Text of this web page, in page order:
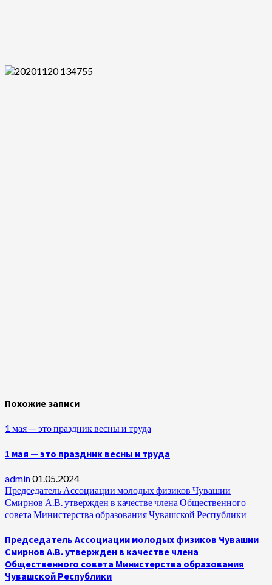
Похожие записи
1 мая — это праздник весны и труда
1 мая — это праздник весны и труда
admin01.05.2024
Председатель Ассоциации молодых физиков Чувашии
Смирнов А.В. утвержден в качестве члена Общественного
совета Министерства образования Чувашской Республики
Председатель Ассоциации молодых физиков Чувашии
Смирнов А.В. утвержден в качестве члена
Общественного совета Министерства образования
Чувашской Республики